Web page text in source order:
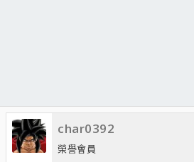
char0392
榮譽會員